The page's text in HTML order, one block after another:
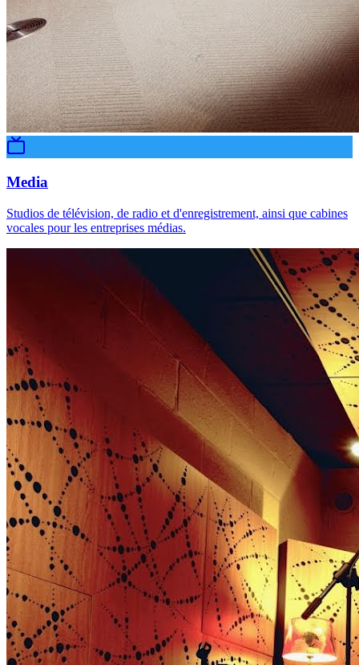
Media
Studios de télévision, de radio et d'enregistrement, ainsi que cabines
vocales pour les entreprises médias.